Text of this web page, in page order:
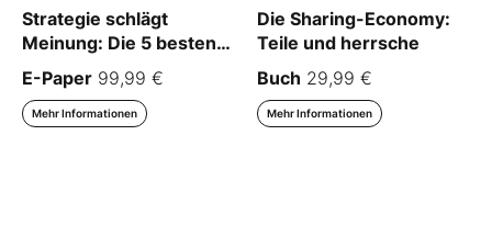
Strategie schlägt
Meinung: Die 5 besten
Aktien nach CAN SLIM
(inkl. Optionsschein-
Spezial)
E-Paper 99,99 €
Mehr Informationen
Die Sharing-Economy:
Teile und herrsche
Buch 29,99 €
Mehr Informationen